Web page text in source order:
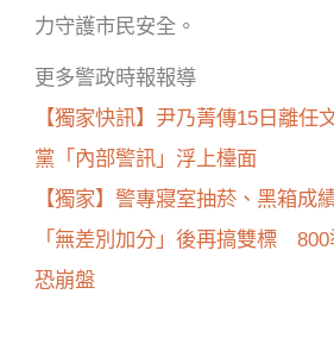
力守護市民安全。
更多警政時報報導
【獨家快訊】尹乃菁傳15日離
黨「內部警訊」浮上檯面
【獨家】警專寢室抽菸、黑箱成
「無差別加分」後再搞雙標
恐崩盤